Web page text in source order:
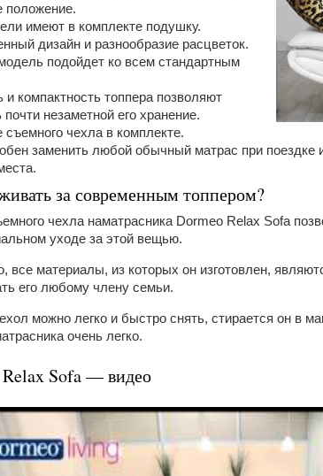
положение.
имеют в комплекте подушку.
дизайн и разнообразие расцветок.
подойдет ко всем стандартным
и компактность топпера позволяют
почти незаметной его хранение.
съемного чехла в комплекте.
заменить любой обычный матрас при поездке
за современным топпером?
чехла наматрасника Dormeo Relax Sofa
уходе за этой вещью.
все материалы, из которых он изготовлен,
его любому члену семьи.
можно легко и быстро снять, стирается он в
очень легко.
Sofa — видео